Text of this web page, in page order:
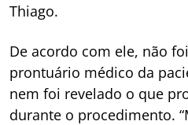
Thiago.
De acordo com ele, não
prontuário médico da
nem foi revelado o que
durante o procedimento.